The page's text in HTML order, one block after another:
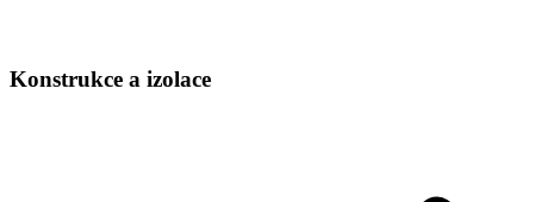
Konstrukce a izolace